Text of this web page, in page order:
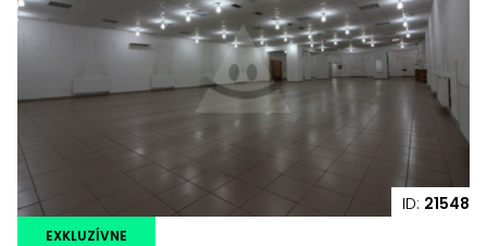
ID: 21548
EXKLUZÍVNE